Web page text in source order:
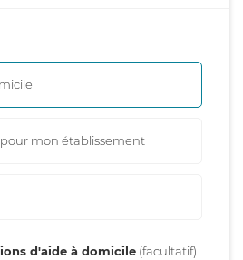
mon établissement
d'aide à domicile